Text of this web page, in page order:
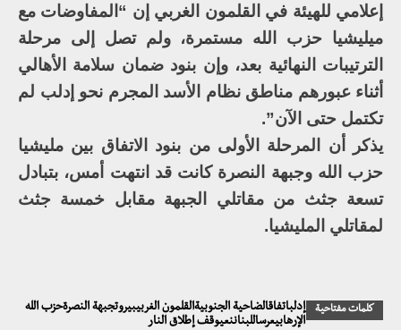
إعلامي للهيئة في القلمون الغربي إن “المفاوضات مع
ميليشيا حزب الله مستمرة، ولم تصل إلى مرحلة
الترتيبات النهائية بعد، وإن بنود ضمان سلامة الأهالي
أثناء عبورهم مناطق نظام الأسد المجرم نحو إدلب لم
تكتمل حتى الآن”.
يذكر أن المرحلة الأولى من بنود الاتفاق بين مليشيا
حزب الله وجبهة النصرة كانت قد انتهت أمس، بتبادل
تسعة جثث من مقاتلي الجبهة مقابل خمسة جثث
لمقاتلي المليشيا.
كلمات مفتاحية
إدلباتفاقالضاحية الجنوبيةالقلمون الغربيبيروتجبهة النصرةحزب الله
الإرهابيعرساللبناننعيوقف إطلاق النار